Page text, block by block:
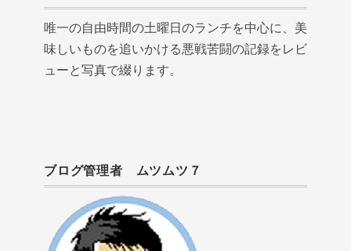
唯一の自由時間の土曜日のランチを中心に、美
味しいものを追いかける悪戦苦闘の記録をレビ
ューと写真で綴ります。
ブログ管理者 ムツムツ７